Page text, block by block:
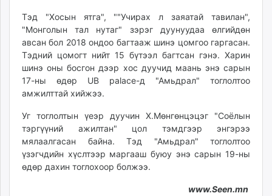
shudarga.mn
shuurhai.mn
unuudur.mn
isee.mn
mglradio.com
fact.mn
itoim.mn
tumen.mn
shuum.mn
times.mn
tvmongolia.mn
Тэд "Хосын ятга", ""Учирах л заяатай тавилан",
"Монголын тал нутаг" зэрэг дуунуудаа өлгийдөн
авсан бол 2018 ондоо багтааж шинэ цомгоо гаргасан.
Тэдний цомогт нийт 15 бүтээл багтсан гэнэ. Харин
шинэ оны босгон дээр хос дуучид маань энэ сарын
17-ны өдөр UB palace-д "Амьдрал" тоглолтоо
амжилттай хийжээ.
Уг тоглолтын үеэр дуучин Х.Мөнгөнцэцэг "Соёлын
тэргүүний ажилтан" цол тэмдгээр энгэрээ
мялаалгасан байна. Тэд "Амьдрал" тоглолтоо
үзэгчдийн хүслтээр маргааш буюу энэ сарын 19-ны
өдөр дахин тоглохоор болжээ.
www.Seen.mn